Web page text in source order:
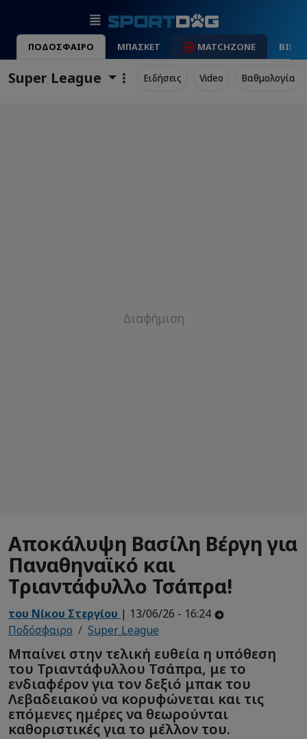
ΠΟΔΟΣΦΑΙΡΟ ΜΠΑΣΚΕΤ MATCHZONE
Super League Ειδήσεις Video Βαθμολογία
Αποκάλυψη Βασίλη Βέργη για
Παναθηναϊκό και
Τριαντάφυλλο Τσάπρα!
του Νίκου Στεργίου | 13/06/26 - 16:24
Ποδόσφαιρο
Super League
Μπαίνει στην τελική ευθεία η υπόθεση
του Τριαντάφυλλου Τσάπρα, με το
ενδιαφέρον για τον δεξιό μπακ του
Λεβαδειακού να κορυφώνεται και τις
επόμενες ημέρες να θεωρούνται
καθοριστικές για το μέλλον του.